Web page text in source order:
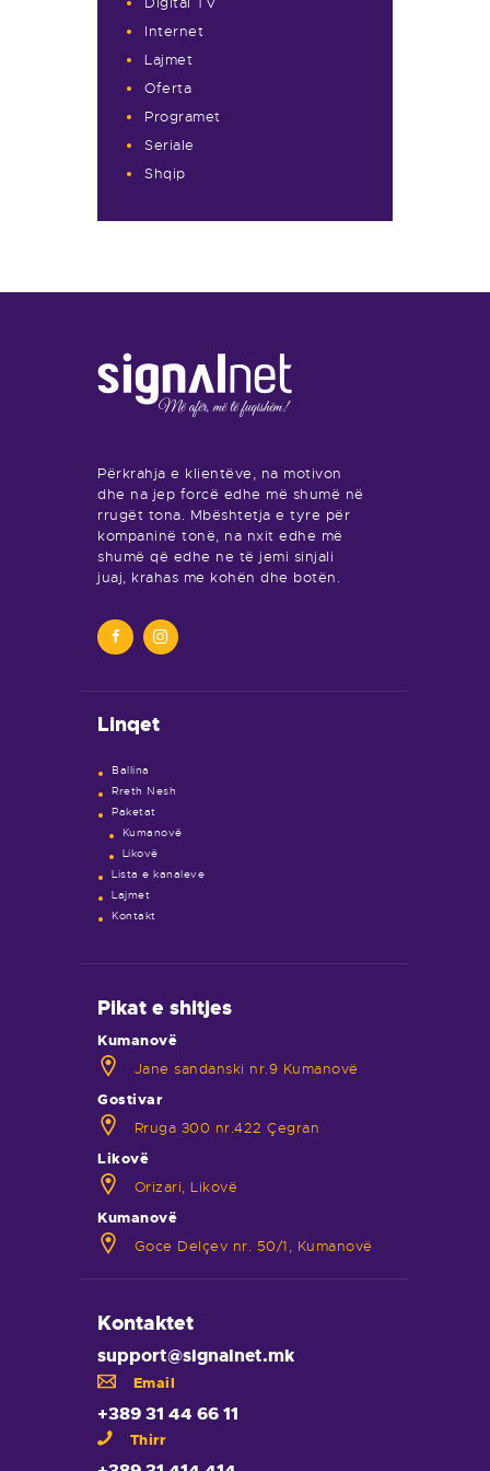
Internet
Lajmet
Oferta
Programet
Seriale
Shqip
Përkrahja e klientëve, na motivon
dhe na jep forcë edhe më shumë në
rrugët tona. Mbështetja e tyre për
kompaninë tonë, na nxit edhe më
shumë që edhe ne të jemi sinjali
juaj, krahas me kohën dhe botën.
Linqet
Ballina
Rreth Nesh
Paketat
Kumanovë
Likovë
Lista e kanaleve
Lajmet
Kontakt
Pikat e shitjes
Kumanovë
Jane sandanski nr.9 Kumanovë
Gostivar
Rruga 300 nr.422 Çegran
Likovë
Orizari, Likovë
Kumanovë
Goce Delçev nr. 50/1, Kumanovë
Kontaktet
support@signalnet.mk
Email
+389 31 44 66 11
Thirr